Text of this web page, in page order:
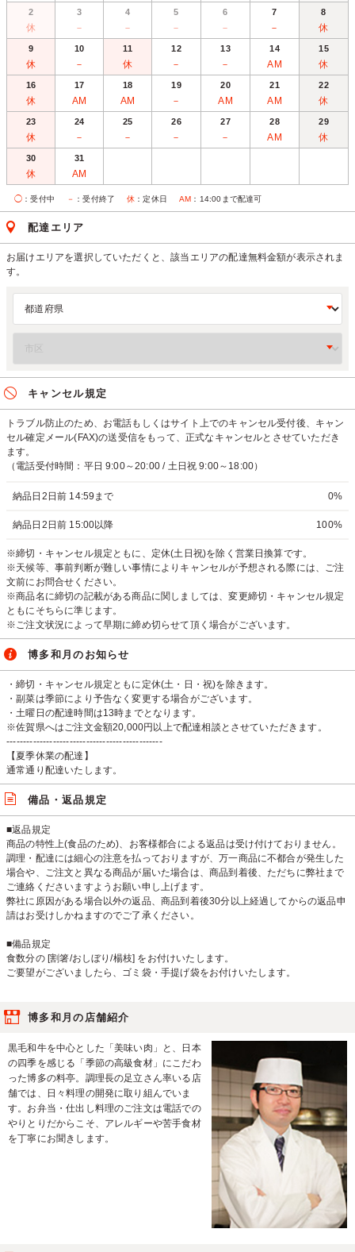
2
休
3
－
4
－
5
－
6
－
7
－
8
休
9
休
10
－
11
休
12
－
13
－
14
AM
15
休
16
休
17
AM
18
AM
19
－
20
AM
21
AM
22
休
23
休
24
－
25
－
26
－
27
－
28
AM
29
休
30
休
31
AM
◯ ：受付中 － ：受付終了 休 ：定休日 AM ：14:00まで配達可
配達エリア
お届けエリアを選択していただくと、該当エリアの配達無料金額が表示されま
す。
キャンセル規定
トラブル防止のため、お電話もしくはサイト上でのキャンセル受付後、キャン
セル確定メール(FAX)の送受信をもって、正式なキャンセルとさせていただき
ます。
（電話受付時間：平日 9:00～20:00 / 土日祝 9:00～18:00）
納品日2日前 14:59まで 0%
納品日2日前 15:00以降 100%
※締切・キャンセル規定ともに、定休(土日祝)を除く営業日換算です。
※天候等、事前判断が難しい事情によりキャンセルが予想される際には、ご注
文前にお問合せください。
※商品名に締切の記載がある商品に関しましては、変更締切・キャンセル規定
ともにそちらに準じます。
※ご注文状況によって早期に締め切らせて頂く場合がございます。
博多和月のお知らせ
・締切・キャンセル規定ともに定休(土・日・祝)を除きます。
・副菜は季節により予告なく変更する場合がございます。
・土曜日の配達時間は13時までとなります。
※佐賀県へはご注文金額20,000円以上で配達相談とさせていただきます。
-----------------------------------------------
【夏季休業の配達】
通常通り配達いたします。
備品・返品規定
■返品規定
商品の特性上(食品のため)、お客様都合による返品は受け付けておりません。
調理・配達には細心の注意を払っておりますが、万一商品に不都合が発生した
場合や、ご注文と異なる商品が届いた場合は、商品到着後、ただちに弊社まで
ご連絡くださいますようお願い申し上げます。
弊社に原因がある場合以外の返品、商品到着後30分以上経過してからの返品申
請はお受けしかねますのでご了承ください。
■備品規定
食数分の [割箸/おしぼり/楊枝] をお付けいたします。
ご要望がございましたら、ゴミ袋・手提げ袋をお付けいたします。
博多和月の店舗紹介
黒毛和牛を中心とした「美味い肉」と、日本
の四季を感じる「季節の高級食材」にこだわ
った博多の料亭。調理長の足立さん率いる店
舗では、日々料理の開発に取り組んでいま
す。お弁当・仕出し料理のご注文は電話での
やりとりだからこそ、アレルギーや苦手食材
を丁寧にお聞きします。